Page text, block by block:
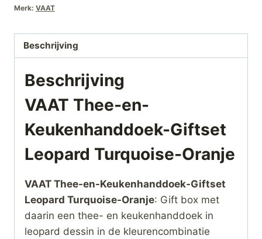
aantal
Merk: VAAT
Beschrijving
Beschrijving
VAAT Thee-en-
Keukenhanddoek-Giftset
Leopard Turquoise-Oranje
VAAT Thee-en-Keukenhanddoek-Giftset
Leopard Turquoise-Oranje: Gift box met
daarin een thee- en keukenhanddoek in
leopard dessin in de kleurencombinatie